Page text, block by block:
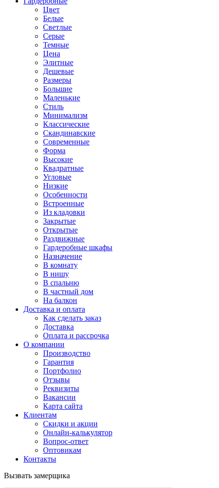
Цвет
Белые
Светлые
Серые
Темные
Цена
Элитные
Дешевые
Размеры
Большие
Маленькие
Стиль
Минимализм
Классические
Скандинавские
Современные
Форма
Высокие
Квадратные
Угловые
Низкие
Особенности
Встроенные
Из кладовки
Закрытые
Открытые
Раздвижные
Гардеробные шкафы
Назначение
В комнату
В нишу
В спальню
В частный дом
На балкон
Доставка и оплата
Как сделать заказ
Доставка
Оплата и рассрочка
О компании
Производство
Гарантия
Портфолио
Отзывы
Реквизиты
Вакансии
Карта сайта
Клиентам
Скидки и акции
Онлайн-калькулятор
Вопрос-ответ
Оптовикам
Контакты
Вызвать замерщика